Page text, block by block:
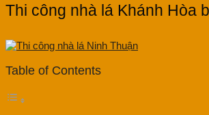
Thi công nhà lá Khánh Hòa
Table of Contents